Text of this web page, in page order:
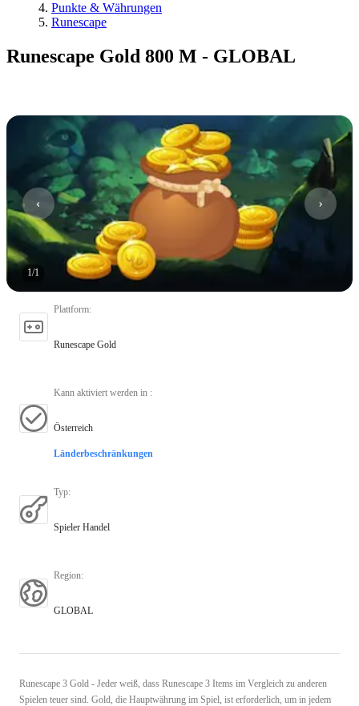
Punkte & Währungen
Runescape
Runescape Gold 800 M - GLOBAL
1/1
Plattform:
Runescape Gold
Kann aktiviert werden in :
Österreich
Länderbeschränkungen
Typ:
Spieler Handel
Region:
GLOBAL
Runescape 3 Gold - Jeder weiß, dass Runescape 3 Items im Vergleich zu anderen
Spielen teuer sind. Gold, die Hauptwährung im Spiel, ist erforderlich, um in jedem